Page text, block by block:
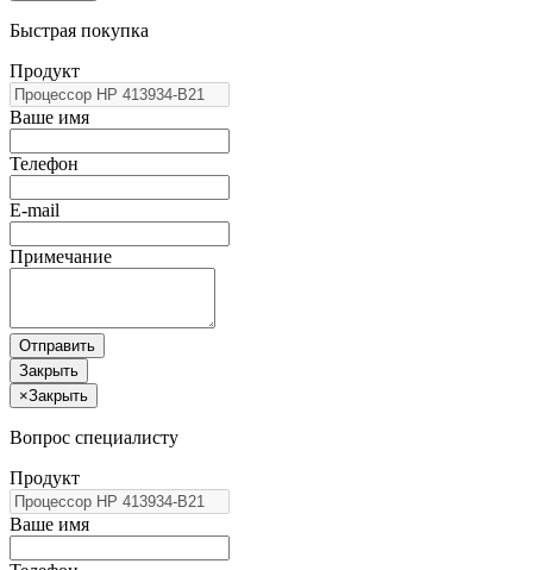
Быстрая покупка
Продукт
Ваше имя
Телефон
E-mail
Примечание
Отправить
Закрыть
×Закрыть
Вопрос специалисту
Продукт
Ваше имя